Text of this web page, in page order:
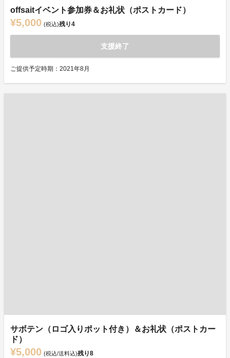
offsaitイベント参加券＆お礼状（ポストカード）
¥5,000 (税込)残り4
支援終了
ご提供予定時期：2021年8月
サボテン（ロゴ入りポット付き）＆お礼状（ポストカー
ド）
¥5,000 (税込/送料込)残り8